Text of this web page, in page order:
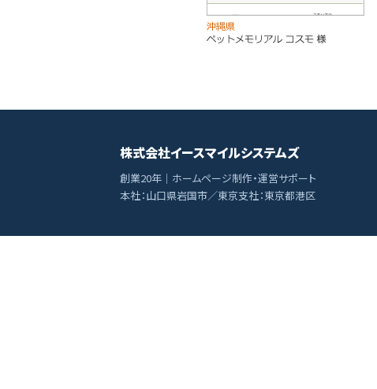
株式会社イースマイルシステムズ
創業20年｜ホームページ制作・運営サポート
本社：山口県岩国市／東京支社：東京都港区